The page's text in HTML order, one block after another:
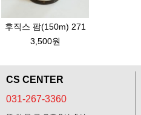
후직스 팜(150m) 271
3,500원
CS CENTER
031-267-3360